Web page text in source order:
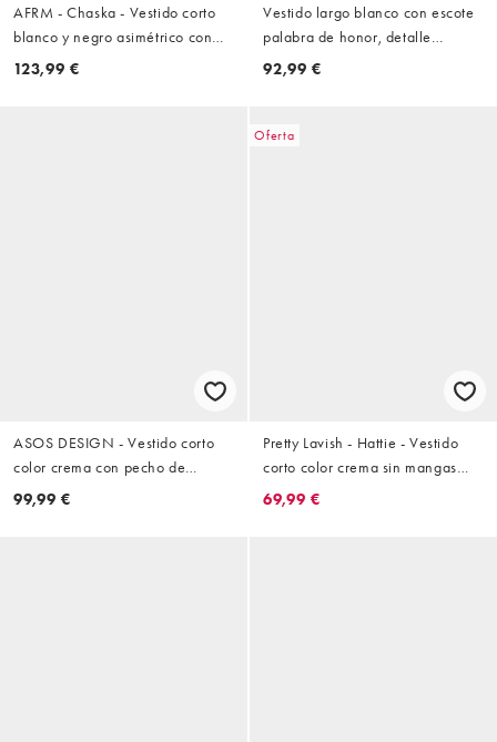
AFRM - Chaska - Vestido corto
blanco y negro asimétrico con
estampado de lunares
123,99 €
Vestido largo blanco con escote
palabra de honor, detalle
drapeado en los hombros y
92,99 €
ASOS DESIGN - Vestido corto
color crema con pecho de
croché con diseño de conchas y
99,99 €
Oferta
Pretty Lavish - Hattie - Vestido
corto color crema sin mangas
con detalle de lazada y flecos de
69,99 €